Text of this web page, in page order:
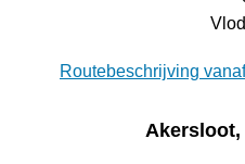
Routebeschrijving
Akersloot,